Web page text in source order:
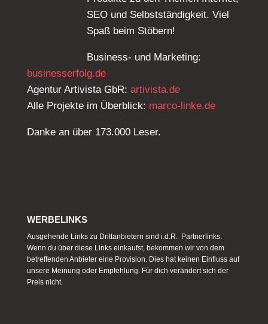
SEO und Selbstständigkeit. Viel
Spaß beim Stöbern!
Business- und Marketing:
businesserfolg.de
Agentur Artivista GbR: artivista.de
Alle Projekte im Überblick: marco-linke.de
Danke an über 173.000 Leser.
WERBELINKS
Ausgehende Links zu Drittanbietern sind i.d.R. Partnerlinks.
Wenn du über diese Links einkaufst, bekommen wir von dem
betreffenden Anbieter eine Provision. Dies hat keinen Einfluss auf
unsere Meinung oder Empfehlung. Für dich verändert sich der
Preis nicht.